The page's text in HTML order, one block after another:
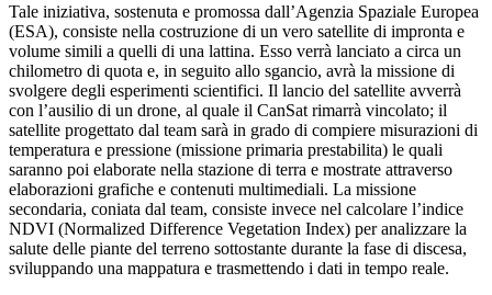
Tale iniziativa, sostenuta e promossa dall’Agenzia Spaziale Europea
(ESA), consiste nella costruzione di un vero satellite di impronta e
volume simili a quelli di una lattina. Esso verrà lanciato a circa un
chilometro di quota e, in seguito allo sgancio, avrà la missione di
svolgere degli esperimenti scientifici. Il lancio del satellite avverrà
con l’ausilio di un drone, al quale il CanSat rimarrà vincolato; il
satellite progettato dal team sarà in grado di compiere misurazioni di
temperatura e pressione (missione primaria prestabilita) le quali
saranno poi elaborate nella stazione di terra e mostrate attraverso
elaborazioni grafiche e contenuti multimediali. La missione
secondaria, coniata dal team, consiste invece nel calcolare l’indice
NDVI (Normalized Difference Vegetation Index) per analizzare la
salute delle piante del terreno sottostante durante la fase di discesa,
sviluppando una mappatura e trasmettendo i dati in tempo reale.